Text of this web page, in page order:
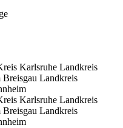
Karlsruhe Landkreis
Landkreis
Karlsruhe Landkreis
Landkreis